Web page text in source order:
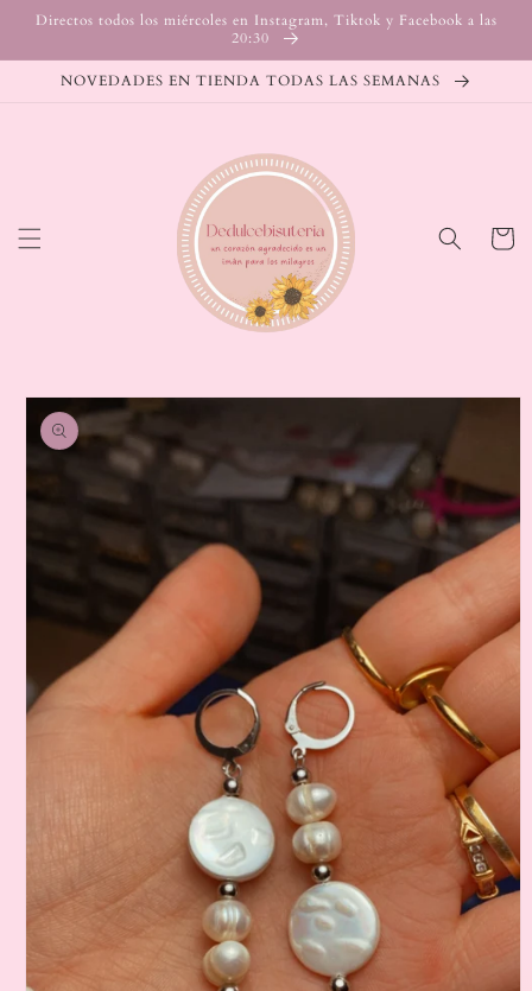
directamente
Directos todos los miércoles en Instagram, Tiktok y Facebook a las
20:30
NOVEDADES EN TIENDA TODAS LAS SEMANAS
Carrito
directamente
a la
información
del producto